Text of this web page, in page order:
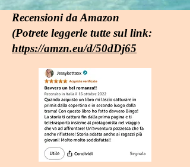
Recensioni da Amazon
(Potrete leggerle tutte sul link:
https://amzn.eu/d/50dDj65